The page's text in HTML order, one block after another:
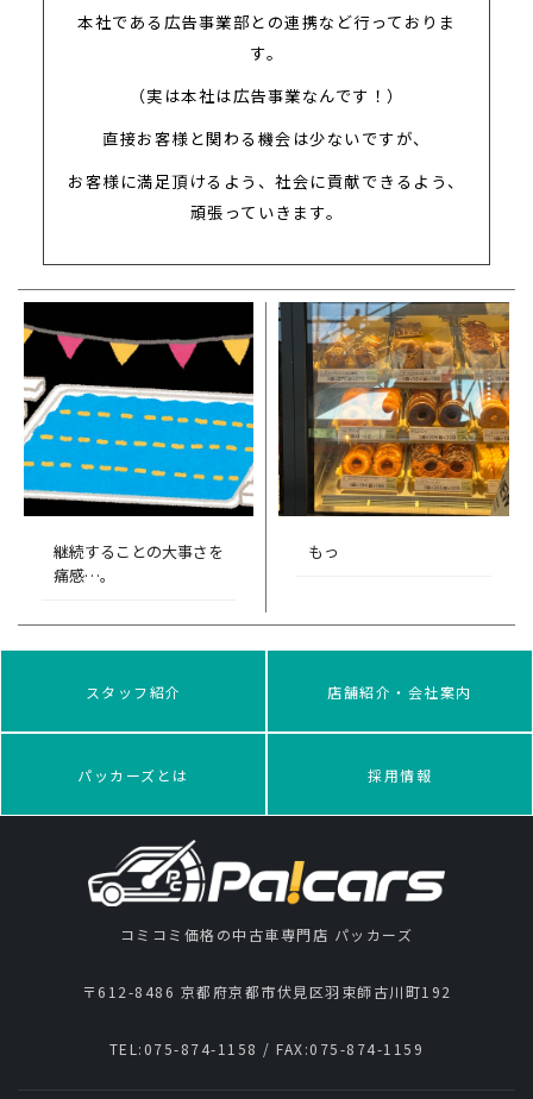
本社である広告事業部との連携など行っておりま
す。
（実は本社は広告事業なんです！）
直接お客様と関わる機会は少ないですが、
お客様に満足頂けるよう、社会に貢献できるよう、
頑張っていきます。
継続することの大事さを
痛感…。
もっ
スタッフ紹介 店舗紹介・会社案内
パッカーズとは 採用情報
コミコミ価格の中古車専門店 パッカーズ
〒612-8486 京都府京都市伏見区羽束師古川町192
TEL: 075-874-1158 / FAX:075-874-1159